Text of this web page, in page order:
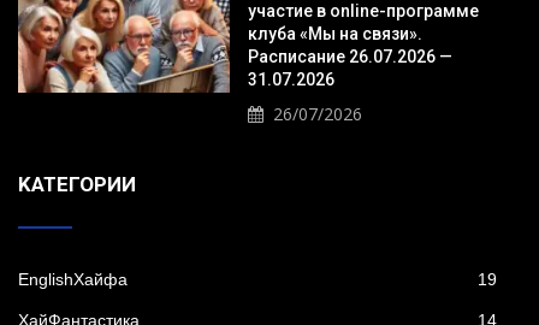
участие в online-программе
клуба «Мы на связи».
Расписание 26.07.2026 —
31.07.2026
26/07/2026
KАТЕГОРИИ
EnglishХайфа 19
XайФантастика 14